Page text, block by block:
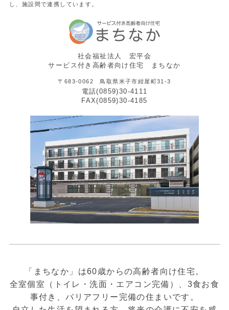
し、施設間で連携しています。
社会福祉法人 宏平会
サービス付き高齢者向け住宅 まちなか
〒683-0062 鳥取県米子市紺屋町31-3
電話(0859)30-4111
FAX(0859)30-4185
「まちなか」は60歳からの高齢者向け住宅。
全室個室（トイレ・洗面・エアコン完備）、3食お食
事付き、バリアフリー完備の住まいです。